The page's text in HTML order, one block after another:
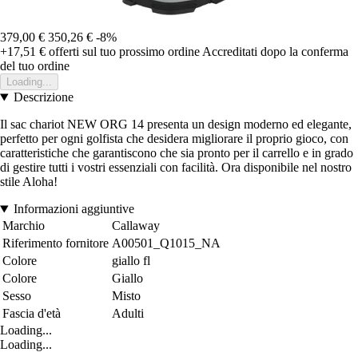
379,00 € 350,26 € -8%
+17,51 € offerti sul tuo prossimo ordine Accreditati dopo la conferma
del tuo ordine
Loading...
Descrizione
Il sac chariot NEW ORG 14 presenta un design moderno ed elegante,
perfetto per ogni golfista che desidera migliorare il proprio gioco, con
caratteristiche che garantiscono che sia pronto per il carrello e in grado
di gestire tutti i vostri essenziali con facilità. Ora disponibile nel nostro
stile Aloha!
Informazioni aggiuntive
Marchio
Callaway
Riferimento fornitore A00501_Q1015_NA
Colore
giallo fl
Colore
Giallo
Sesso
Misto
Fascia d'età
Adulti
Loading...
Loading...